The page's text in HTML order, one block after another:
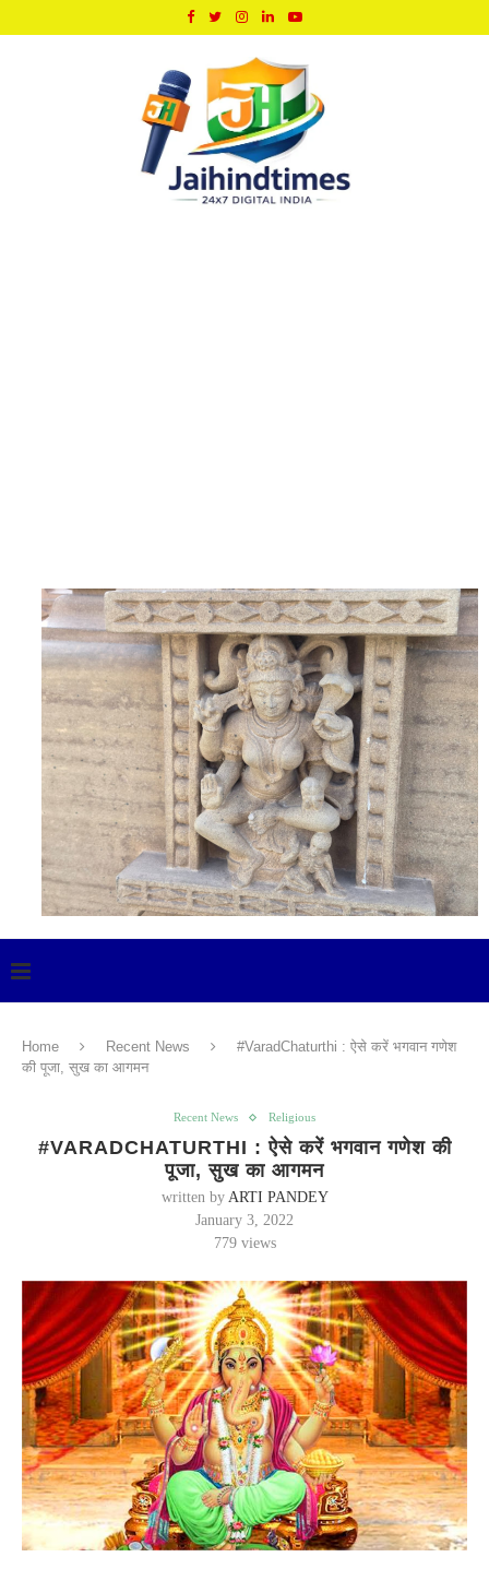
Home Recent News
#VaradChaturthi : ऐसे करें भगवान गणेश
की पूजा, सुख का आगमन
Recent News Religious
#VARADCHATURTHI : ऐसे करें भगवान गणेश की
पूजा, सुख का आगमन
written by ARTI PANDEY
January 3, 2022
779views